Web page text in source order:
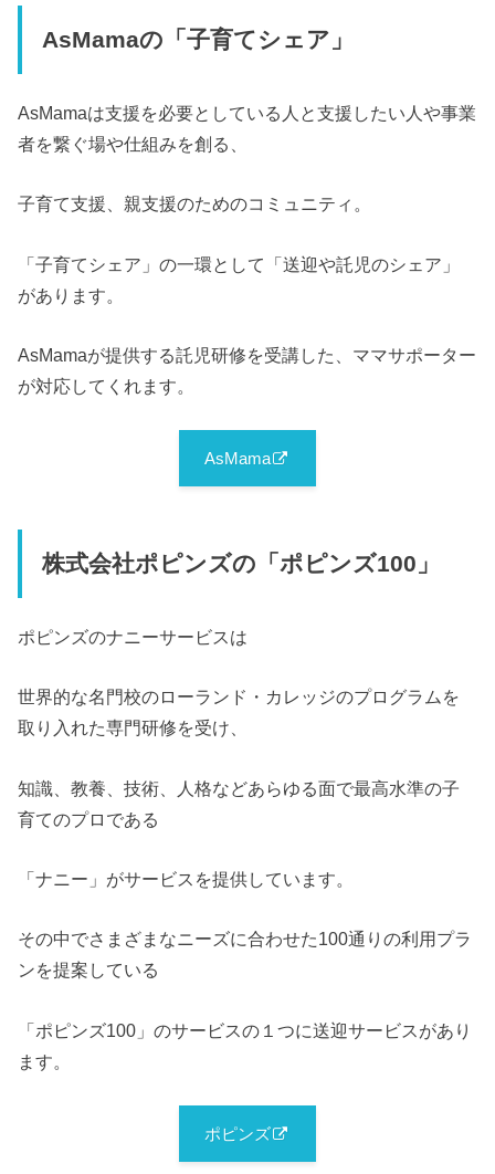
AsMamaの「子育てシェア」
AsMamaは支援を必要としている人と支援したい人や事業
者を繋ぐ場や仕組みを創る、
子育て支援、親支援のためのコミュニティ。
「子育てシェア」の一環として「送迎や託児のシェア」
があります。
AsMamaが提供する託児研修を受講した、ママサポーター
が対応してくれます。
AsMama
株式会社ポピンズの「ポピンズ100」
ポピンズのナニーサービスは
世界的な名門校のローランド・カレッジのプログラムを
取り入れた専門研修を受け、
知識、教養、技術、人格などあらゆる面で最高水準の子
育てのプロである
「ナニー」がサービスを提供しています。
その中でさまざまなニーズに合わせた100通りの利用プラ
ンを提案している
「ポピンズ100」のサービスの１つに送迎サービスがあり
ます。
ポピンズ